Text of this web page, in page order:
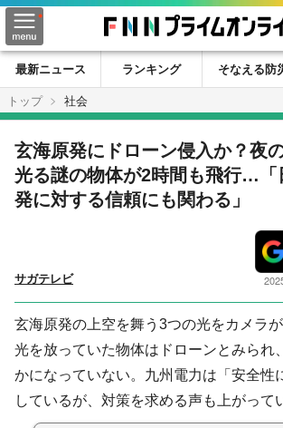
最新ニュース ランキング そなえる防
トップ
社会
玄海原発にドローン侵入か？夜
光る謎の物体が2時間も飛行…「
発に対する信頼にも関わる」
サガテレビ
玄海原発の上空を舞う3つの光をカメラが
光を放っていた物体はドローンとみられ
かになっていない。九州電力は「安全性
しているが、対策を求める声も上がって